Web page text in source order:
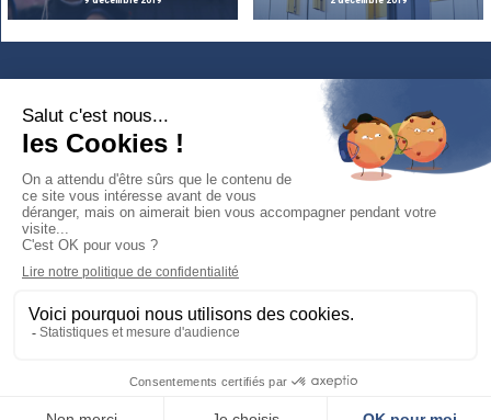
connectés
Newsletter :
Place Victor-Hugo
04 70 30 95 00